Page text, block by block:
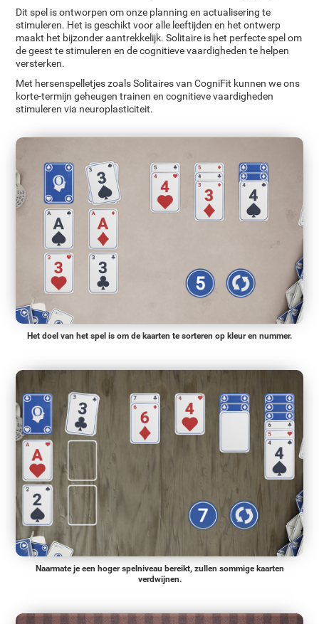
Dit spel is ontworpen om onze planning en actualisering te
stimuleren. Het is geschikt voor alle leeftijden en het ontwerp
maakt het bijzonder aantrekkelijk. Solitaire is het perfecte spel om
de geest te stimuleren en de cognitieve vaardigheden te helpen
versterken.
Met hersenspelletjes zoals Solitaires van CogniFit kunnen we ons
korte-termijn geheugen trainen en cognitieve vaardigheden
stimuleren via neuroplasticiteit.
Het doel van het spel is om de kaarten te sorteren op kleur en nummer.
Naarmate je een hoger spelniveau bereikt, zullen sommige kaarten
verdwijnen.